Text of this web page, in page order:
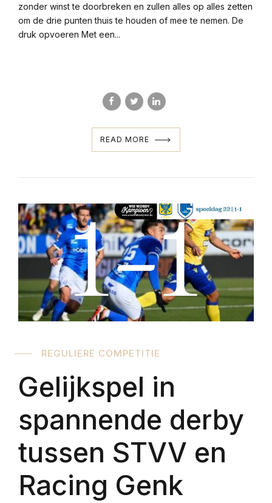
zonder winst te doorbreken en zullen alles op alles zetten
om de drie punten thuis te houden of mee te nemen. De
druk opvoeren Met een...
READ MORE
REGULIERE COMPETITIE
Gelijkspel in
spannende derby
tussen STVV en
Racing Genk